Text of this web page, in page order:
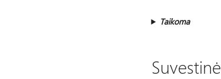
Taikoma
Suvestinė